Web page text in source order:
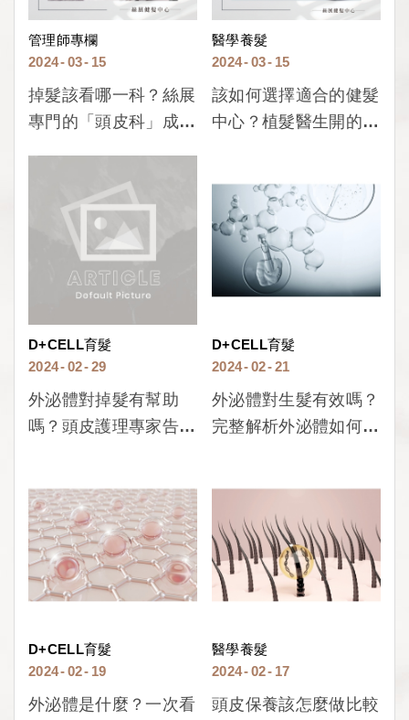
管理師專欄
15
03
2024
掉髮該看哪一科？絲展
專門的「頭皮科」成為
醫學養髮
15
03
2024
該如何選擇適合的健髮
中心？植髮醫生開的健
D+CELL育髮
29
02
2024
外泌體對掉髮有幫助
嗎？頭皮護理專家告訴
D+CELL育髮
21
02
2024
外泌體對生髮有效嗎？
完整解析外泌體如何幫
D+CELL育髮
19
02
2024
外泌體是什麼？一次看
醫學養髮
17
02
2024
頭皮保養該怎麼做比較